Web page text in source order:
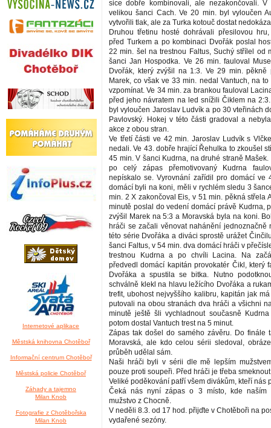
Internetové aplikace
Městská knihovna Chotěboř
Informační centrum Chotěboř
Městská policie Chotěboř
Záhady a tajemno
Milan Knob
Fotografie z Chotěbořska
Milan Knob
sice dobře kombinovali, ale nezakončovali.
velikou šanci Cach. Ve 20 min. byl vyloučen
vytvořili tlak, ale za Turka kotouč dostat
Druhou třetinu hosté dohrávali přesilovou
před Turkem a po kombinaci Dvořák poslal
22 min. šel na trestnou Faltus, Suchý střílel od
šanci Jan Hospodka. Ve 26 min. fauloval
Dvořák, který zvýšil na 1:3. Ve 29 min. pěkně
Marek, co však ve 33 min. nedal Vantuch, na
vzpomínat. Ve 34 min. za brankou fauloval
před jeho návratem na led snížili Čiklem na
byl vyloučen Jaroslav Ludvík a po 30 vteřinách
Pavlovský. Hokej v této části gradoval a
akce z obou stran.
Ve třetí části ve 42 min. Jaroslav Ludvík s
nedali. Ve 43. dobře hrající Řehulka to zkoušel
45 min. V šanci Kudrna, na druhé straně Mašek.
po celý zápas přemotivovaný Kudrna
nepískalo se. Vyrovnání zařídil pro domácí ve
domácí byli na koni, měli v rychlém sledu 3
min. 2 X zakončoval Eis, v 51 min. pěkná střela
minutě poslal do vedení domácí právě Kudrna,
zvýšil Marek na 5:3 a Moravská byla na koni.
hráči se začali věnovat nahánění jednoznačně
této série Dvořáka a diváci sprostě urážet
šanci Faltus, v 54 min. dva domácí hráči v
trestnou Kudrna a po chvíli Lacina. Na
předvedl domácí kapitán provokatér Čikl, který
Dvořáka a spustila se bitka. Nutno
schválně klekl na hlavu ležícího Dvořáka a
trefit, ubohost nejvyššího kalibru, kapitán jak
putovali na obou stranách dva hráči a všichni
minutě ještě šli vychladnout současně
potom dostal Vantuch trest na 5 minut.
Zápas tak došel do samého závěru. Do finále
Moravská, ale kdo celou sérii sledoval,
průběh udělal sám.
Naši hráči byli v sérii dle mě lepším
pouze proti soupeři. Před hráči je třeba
Veliké poděkování patří všem divákům, kteří nás
Čeká nás nyní zápas o 3 místo, kde naším
mužstvo z Chocně.
V neděli 8.3. od 17 hod. přijďte v Chotěboři na
vydařené sezóny.